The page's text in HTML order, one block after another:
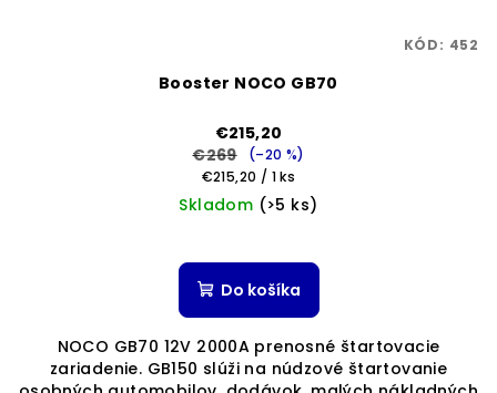
Booster NOCO GB70
€215,20
€269
(–20 %)
Jednotková
cena:
€215,20 / 1 ks
Skladom (>5 ks)
hodnotenie
produktu
z
5
Do košíka
NOCO GB70 12V 2000A prenosné štartovacie
zariadenie. GB150 slúži na núdzové štartovanie
KÓD: 452